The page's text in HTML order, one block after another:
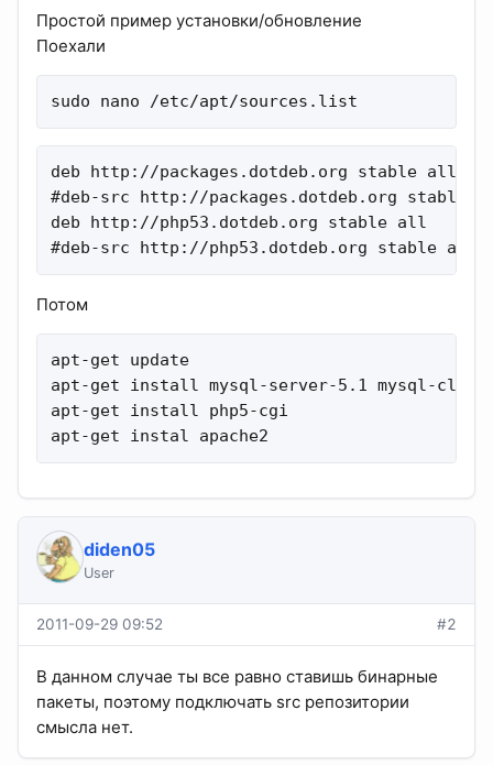
Простой пример установки/обновление
Поехали
sudo nano /etc/apt/sources.list
deb http://packages.dotdeb.org stable all
#deb-src http://packages.dotdeb.org stable
deb http://php53.dotdeb.org stable all
#deb-src http://php53.dotdeb.org stable all
Потом
apt-get update
apt-get install mysql-server-5.1 mysql-
apt-get install php5-cgi
apt-get instal apache2
diden05
User
2011-09-29 09:52 #2
В данном случае ты все равно ставишь бинарные
пакеты, поэтому подключать src репозитории
смысла нет.